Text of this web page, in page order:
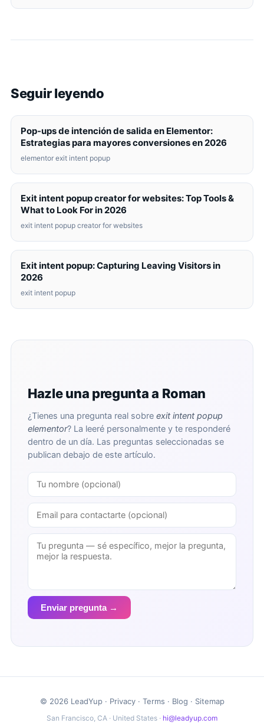
Seguir leyendo
Pop-ups de intención de salida en Elementor:
Estrategias para mayores conversiones en 2026
elementor exit intent popup
Exit intent popup creator for websites: Top Tools &
What to Look For in 2026
exit intent popup creator for websites
Exit intent popup: Capturing Leaving Visitors in
2026
exit intent popup
Hazle una pregunta a Roman
¿Tienes una pregunta real sobre exit intent popup
elementor? La leeré personalmente y te responderé
dentro de un día. Las preguntas seleccionadas se
publican debajo de este artículo.
Enviar pregunta →
© 2026 LeadYup · Privacy· Terms · Blog · Sitemap
San Francisco, CA · United States · hi@leadyup.com